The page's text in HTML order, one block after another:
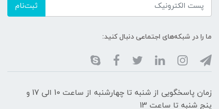
ثبت‌نام
ما را در شبکه‌های اجتماعی دنبال کنید:
زمان پاسخگویی از شنبه تا چهارشنبه از ساعت 10 الی 17 و
پنج شنبه تا ساعت 13